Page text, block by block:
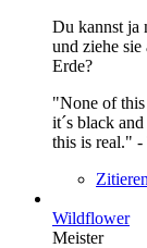
Du kannst ja
und ziehe
Erde?
"None of this
it´s black
this is real." -
Zitieren
Wildflower
Meister